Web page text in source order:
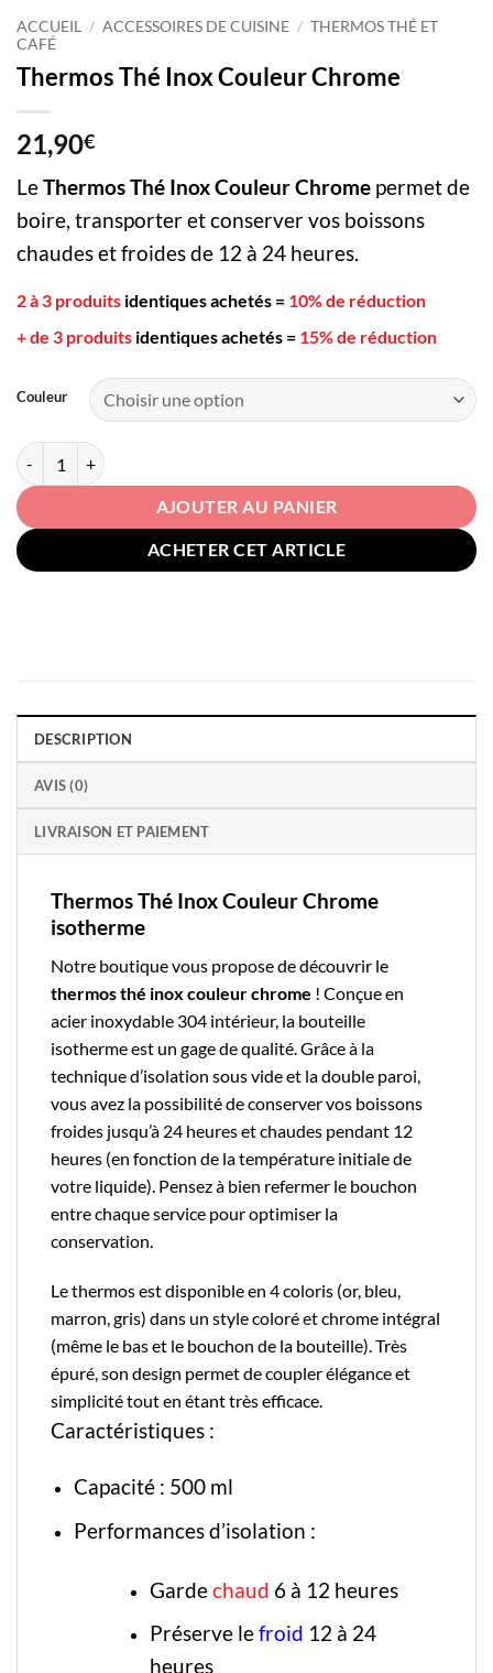
ACCUEIL / ACCESSOIRES DE CUISINE / THERMOS THÉ ET
CAFÉ
Thermos Thé Inox Couleur Chrome
21,90€
LeThermos Thé Inox Couleur Chrome permet de
boire, transporter et conserver vos boissons
chaudes et froides de 12 à 24 heures.
2 à 3 produits identiques achetés = 10% de réduction
+ de 3 produits identiques achetés = 15% de réduction
Couleur
quantité de Thermos Thé Inox Couleur Chrome
AJOUTER AU PANIER
ACHETER CET ARTICLE
DESCRIPTION
AVIS (0)
LIVRAISON ET PAIEMENT
Thermos Thé Inox Couleur Chrome
isotherme
Notre boutiquevous propose de découvrir le
thermos thé inox couleur chrome ! Conçue en
acier inoxydable 304 intérieur, la bouteille
isothermeest un gage de qualité. Grâce à la
technique d’isolation sous vide et la double paroi,
vous avez la possibilité de conserver vos boissons
froides jusqu’à 24 heures et chaudes pendant 12
heures (en fonction de la température initiale de
votre liquide). Pensez à bien refermer le bouchon
entre chaque service pour optimiser la
conservation.
Le thermos est disponible en 4 coloris (or, bleu,
marron, gris) dans un style coloré et chrome intégral
(même le bas et le bouchon de la bouteille). Très
épuré, son design permet de coupler élégance et
simplicité tout en étant très efficace.
Caractéristiques :
Capacité : 500 ml
Performances d’isolation :
Gardechaud 6 à 12 heures
Préserve lefroid 12 à 24
heures